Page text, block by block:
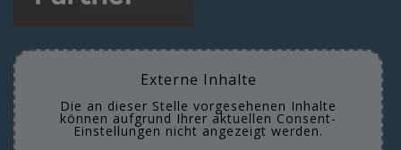
Externe Inhalte
Die an dieser Stelle vorgesehenen Inhalte
können aufgrund Ihrer aktuellen Consent-
Einstellungen nicht angezeigt werden.